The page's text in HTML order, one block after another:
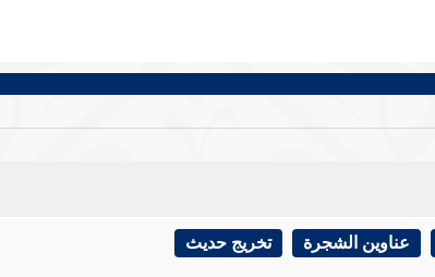
عناوين الشجرة تخريج حديث